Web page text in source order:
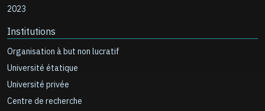
2023
Institutions
Organisation à but non lucratif
Université étatique
Université privée
Centre de recherche